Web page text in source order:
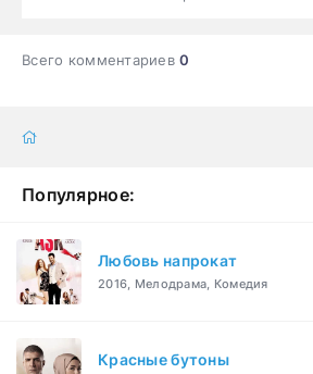
Всего комментариев0
Популярное:
Любовь напрокат
2016, Мелодрама, Комедия
Красные бутоны